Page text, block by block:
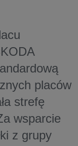
placów
strefę
wsparcie
z grupy